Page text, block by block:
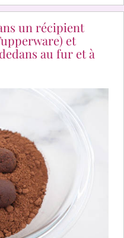
un récipient
et
au fur et à